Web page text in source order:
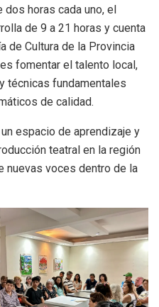
dos horas cada uno, el
de 9 a 21 horas y cuenta
de Cultura de la Provincia
fomentar el talento local,
técnicas fundamentales
de calidad.
espacio de aprendizaje y
teatral en la región
nuevas voces dentro de la